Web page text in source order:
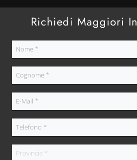
Richiedi Maggiori